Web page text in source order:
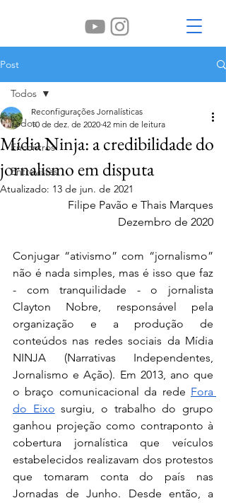
Post
Todos
Encontros
Entrevistas
Todos
Mídia Ninja: a credibilidade do
jornalismo em disputa
Reconfigurações Jornalísticas
10 de dez. de 2020 42 min de leitura
Atualizado: 13 de jun. de 2021
Filipe Pavão e Thais Marques
Dezembro de 2020
Conjugar “ativismo” com “jornalismo”
não é nada simples, mas é isso que faz
- com tranquilidade - o jornalista
Clayton Nobre, responsável pela
organização e a produção de
conteúdos nas redes sociais da Mídia
NINJA (Narrativas Independentes,
Jornalismo e Ação). Em 2013, ano que
o braço comunicacional da rede Fora
do Eixo surgiu, o trabalho do grupo
ganhou projeção como contraponto à
cobertura jornalística que veículos
estabelecidos realizavam dos protestos
que tomaram conta do país nas
Jornadas de Junho. Desde então, a